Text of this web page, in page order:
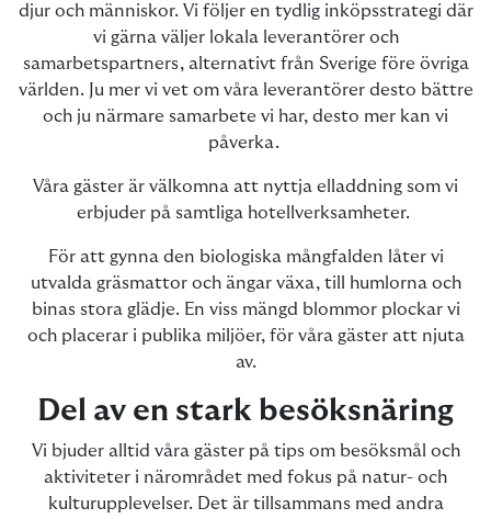
djur och människor. Vi följer en tydlig inköpsstrategi där
vi gärna väljer lokala leverantörer och
samarbetspartners, alternativt från Sverige före övriga
världen. Ju mer vi vet om våra leverantörer desto bättre
och ju närmare samarbete vi har, desto mer kan vi
påverka.
Våra gäster är välkomna att nyttja elladdning som vi
erbjuder på samtliga hotellverksamheter.
För att gynna den biologiska mångfalden låter vi
utvalda gräsmattor och ängar växa, till humlorna och
binas stora glädje. En viss mängd blommor plockar vi
och placerar i publika miljöer, för våra gäster att njuta
av.
Del av en stark besöksnäring
Vi bjuder alltid våra gäster på tips om besöksmål och
aktiviteter i närområdet med fokus på natur- och
kulturupplevelser. Det är tillsammans med andra